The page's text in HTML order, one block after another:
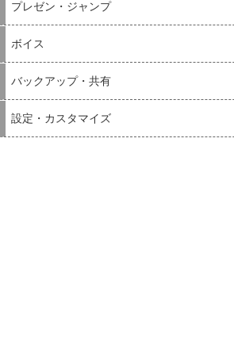
プレゼン・ジャンプ
ボイス
バックアップ・共有
設定・カスタマイズ